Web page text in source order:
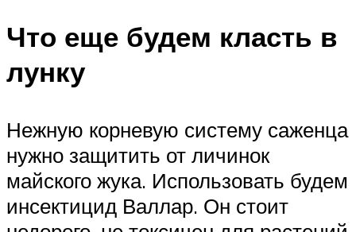
Что еще будем класть в
лунку
Нежную корневую систему саженца
нужно защитить от личинок
майского жука. Использовать будем
инсектицид Валлар. Он стоит